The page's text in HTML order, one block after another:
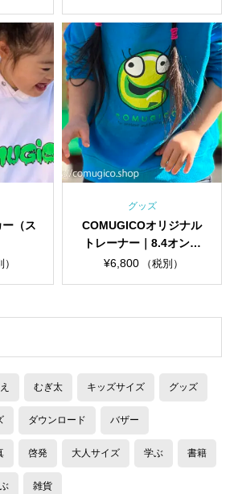
（ス
）
グッズ
COMUGICOオリジナル
トレーナー｜8.4オンス
薄くて軽い着心地が人気
¥6,800 （税別）
むぎ太 キッズサイズ グッズ
ダウンロード バザー
啓発 大人サイズ 学ぶ 書籍
雑貨